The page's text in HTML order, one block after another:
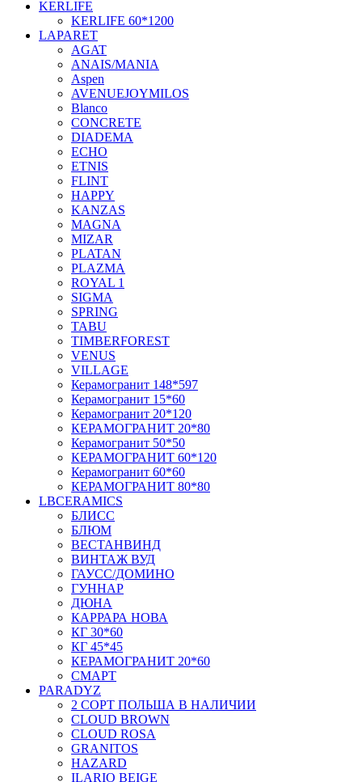
KERLIFE
KERLIFE 60*1200
LAPARET
AGAT
ANAIS/MANIA
Aspen
AVENUEJOYMILOS
Blanco
CONCRETE
DIADEMA
ECHO
ETNIS
FLINT
HAPPY
KANZAS
MAGNA
MIZAR
PLATAN
PLAZMA
ROYAL 1
SIGMA
SPRING
TABU
TIMBERFOREST
VENUS
VILLAGE
Керамогранит 148*597
Керамогранит 15*60
Керамогранит 20*120
КЕРАМОГРАНИТ 20*80
Керамогранит 50*50
КЕРАМОГРАНИТ 60*120
Керамогранит 60*60
КЕРАМОГРАНИТ 80*80
LBCERAMICS
БЛИСС
БЛЮМ
ВЕСТАНВИНД
ВИНТАЖ ВУД
ГАУСС/ДОМИНО
ГУННАР
ДЮНА
КАРРАРА НОВА
КГ 30*60
КГ 45*45
КЕРАМОГРАНИТ 20*60
СМАРТ
PARADYZ
2 СОРТ ПОЛЬША В НАЛИЧИИ
CLOUD BROWN
CLOUD ROSA
GRANITOS
HAZARD
ILARIO BEIGE